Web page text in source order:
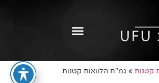
קטנות » גמ"ח הלוואות קטנות